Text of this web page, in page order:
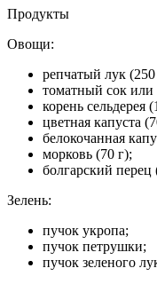
Продукты
Овощи:
репчатый лук (250
томатный сок
корень сельдерея
цветная капуста
белокочанная
морковь (70 г);
болгарский перец
Зелень:
пучок укропа;
пучок петрушки;
пучок зеленого